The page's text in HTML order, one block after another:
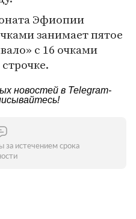
Эфиопии
занимает пятое
с 16 очками
новостей в Telegram-
за истечением срока